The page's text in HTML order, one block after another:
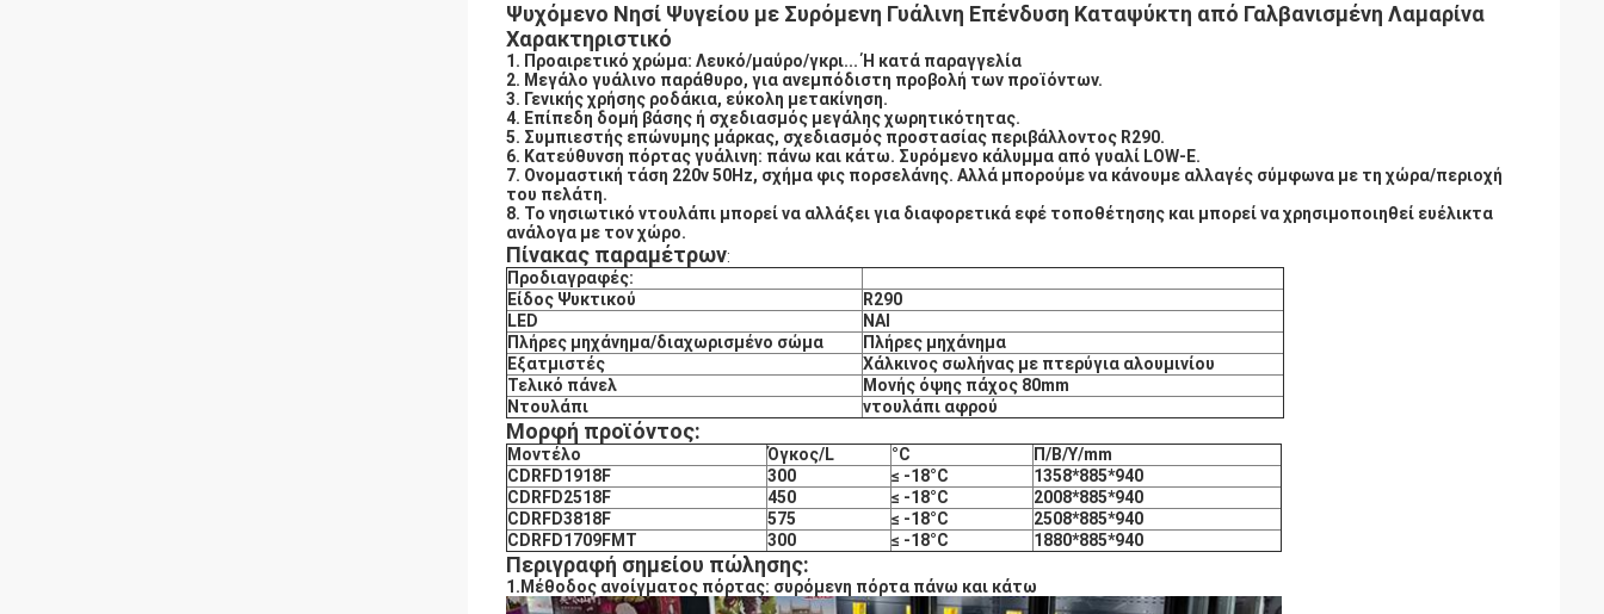
Ψυχόμενο Νησί Ψυγείου με Συρόμενη Γυάλινη Επένδυση Καταψύκτη από Γαλβανισμένη Λαμαρίνα
Χαρακτηριστικό
1. Προαιρετικό χρώμα: Λευκό/μαύρο/γκρι... Ή κατά παραγγελία
2. Μεγάλο γυάλινο παράθυρο, για ανεμπόδιστη προβολή των προϊόντων.
3. Γενικής χρήσης ροδάκια, εύκολη μετακίνηση.
4. Επίπεδη δομή βάσης ή σχεδιασμός μεγάλης χωρητικότητας.
5. Συμπιεστής επώνυμης μάρκας, σχεδιασμός προστασίας περιβάλλοντος R290.
6. Κατεύθυνση πόρτας γυάλινη: πάνω και κάτω. Συρόμενο κάλυμμα από γυαλί LOW-E.
7. Ονομαστική τάση 220v 50Hz, σχήμα φις πορσελάνης. Αλλά μπορούμε να κάνουμε αλλαγές σύμφωνα με τη χώρα/περιοχή
του πελάτη.
8. Το νησιωτικό ντουλάπι μπορεί να αλλάξει για διαφορετικά εφέ τοποθέτησης και μπορεί να χρησιμοποιηθεί ευέλικτα
ανάλογα με τον χώρο.
Πίνακας παραμέτρων:
Προδιαγραφές:
Είδος Ψυκτικού
R290
LED
ΝΑΙ
Πλήρες μηχάνημα/διαχωρισμένο σώμα
Πλήρες μηχάνημα
Εξατμιστές
Χάλκινος σωλήνας με πτερύγια αλουμινίου
Τελικό πάνελ
Μονής όψης πάχος 80mm
Ντουλάπι
ντουλάπι αφρού
Μορφή προϊόντος:
Μοντέλο Όγκος/L °C
Π/Β/Υ/mm
CDRFD1918F
300 ≤ -18°C
1358*885*940
CDRFD2518F
450 ≤ -18°C
2008*885*940
CDRFD3818F
575 ≤ -18°C
2508*885*940
CDRFD1709FMT
300 ≤ -18°C 1880*885*940
Περιγραφή σημείου πώλησης:
1.Μέθοδος ανοίγματος πόρτας: συρόμενη πόρτα πάνω και κάτω